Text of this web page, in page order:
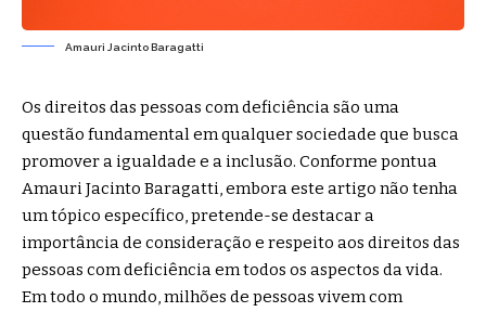
Amauri Jacinto Baragatti
Os direitos das pessoas com deficiência são uma
questão fundamental em qualquer sociedade que busca
promover a igualdade e a inclusão. Conforme pontua
Amauri Jacinto Baragatti, embora este artigo não tenha
um tópico específico, pretende-se destacar a
importância de consideração e respeito aos direitos das
pessoas com deficiência em todos os aspectos da vida.
Em todo o mundo, milhões de pessoas vivem com